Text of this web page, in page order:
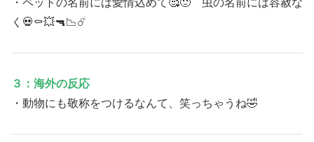
・ペットの名前には愛情込めて🥰🙂 虫の名前には容赦な
く💀⚰️💥🔫📉☄️
３：海外の反応
・動物にも敬称をつけるなんて、笑っちゃうね🤣